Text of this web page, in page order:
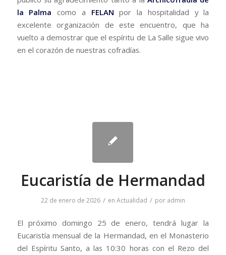
la Palma como a FELAN por la hospitalidad y la
excelente organización de este encuentro, que ha
vuelto a demostrar que el espíritu de La Salle sigue vivo
en el corazón de nuestras cofradías.
Eucaristía de Hermandad
22 de enero de 2026 / en Actualidad / por admin
El próximo domingo 25 de enero, tendrá lugar la
Eucaristía mensual de la Hermandad, en el Monasterio
del Espíritu Santo, a las 10:30 horas con el Rezo del